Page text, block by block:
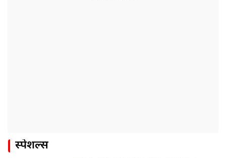
स्पेशल्स